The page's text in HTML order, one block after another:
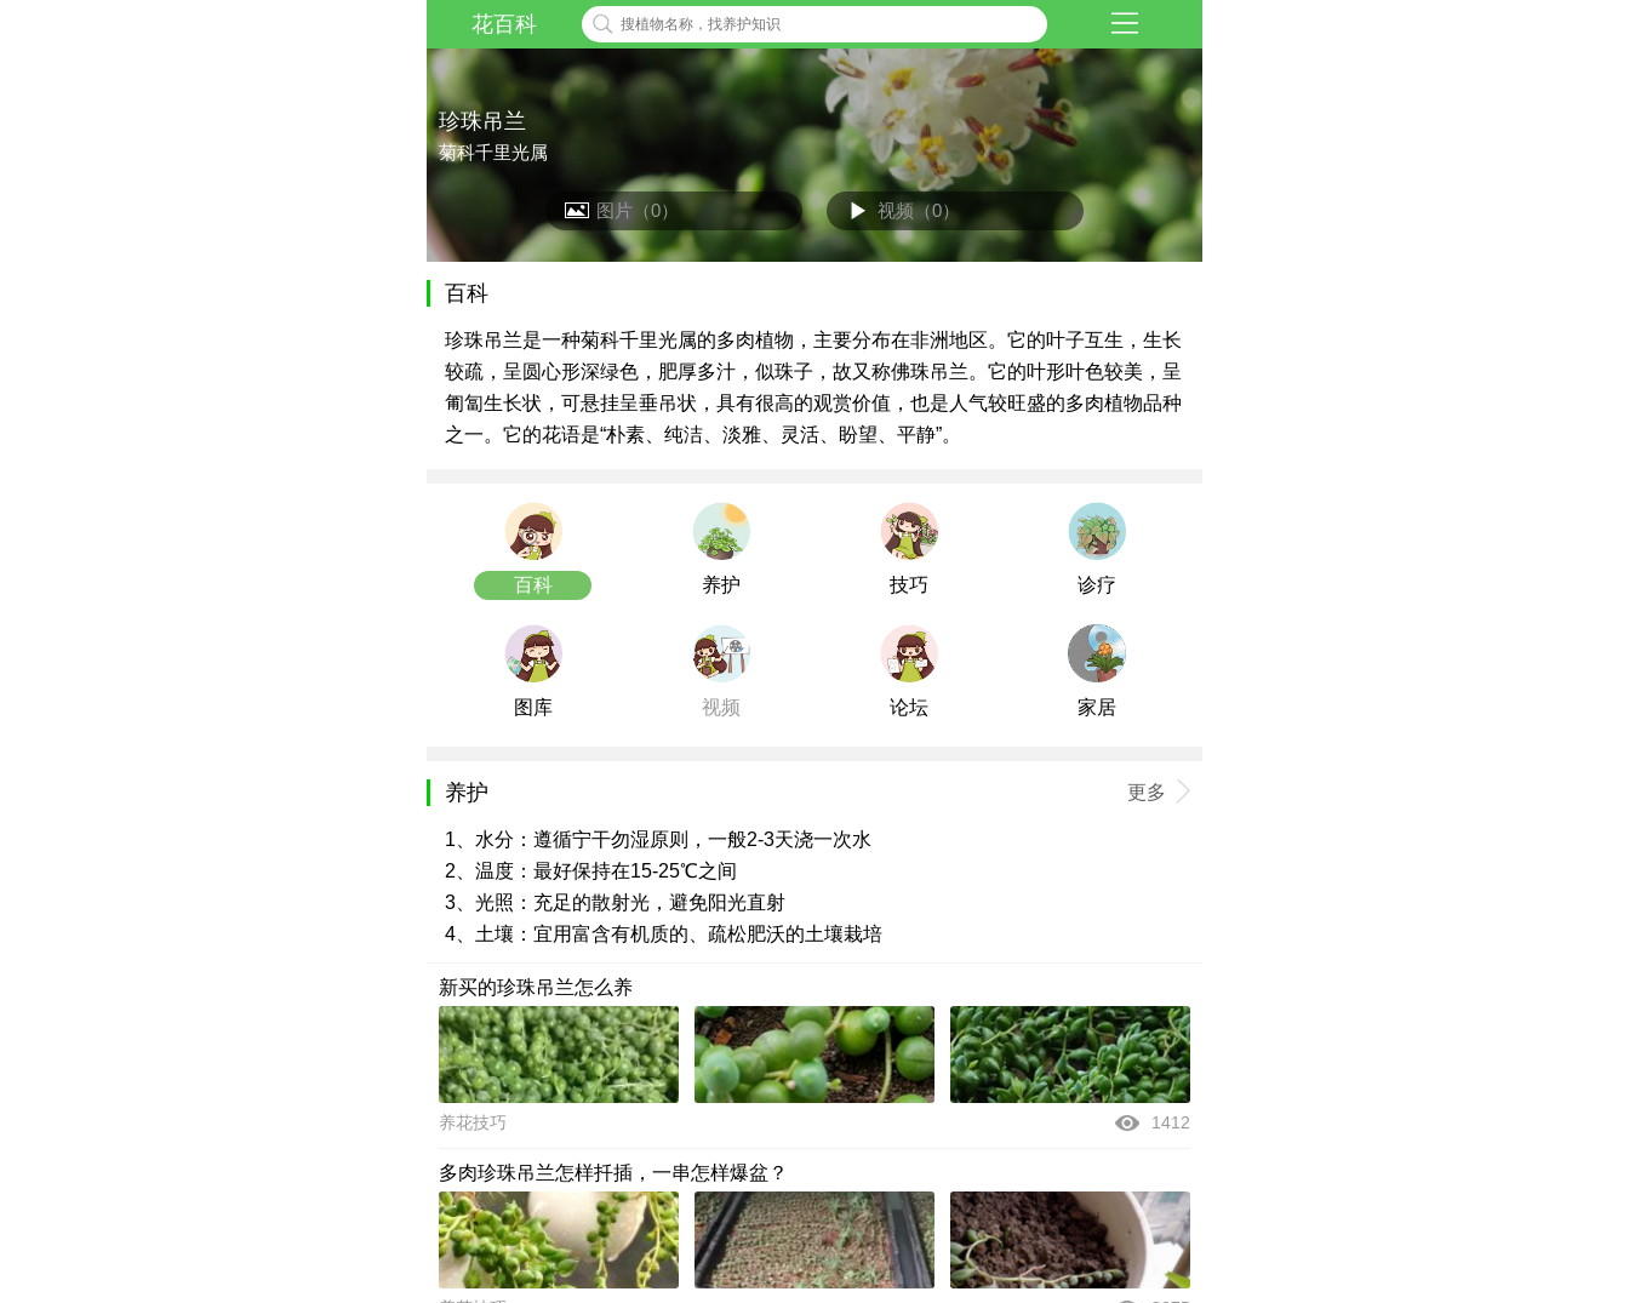
花百科
珍珠吊兰
菊科千里光属
图片（0） 视频（0）
百科
珍珠吊兰是一种菊科千里光属的多肉植物，主要分布在非洲地区。它的叶子互生，生长
较疏，呈圆心形深绿色，肥厚多汁，似珠子，故又称佛珠吊兰。它的叶形叶色较美，呈
匍匐生长状，可悬挂呈垂吊状，具有很高的观赏价值，也是人气较旺盛的多肉植物品种
之一。它的花语是“朴素、纯洁、淡雅、灵活、盼望、平静”。
百科 养护 技巧 诊疗
图库 视频 论坛 家居
养护 更多
1、水分：遵循宁干勿湿原则，一般2-3天浇一次水
2、温度：最好保持在15-25℃之间
3、光照：充足的散射光，避免阳光直射
4、土壤：宜用富含有机质的、疏松肥沃的土壤栽培
新买的珍珠吊兰怎么养
养花技巧 1412
多肉珍珠吊兰怎样扦插，一串怎样爆盆？